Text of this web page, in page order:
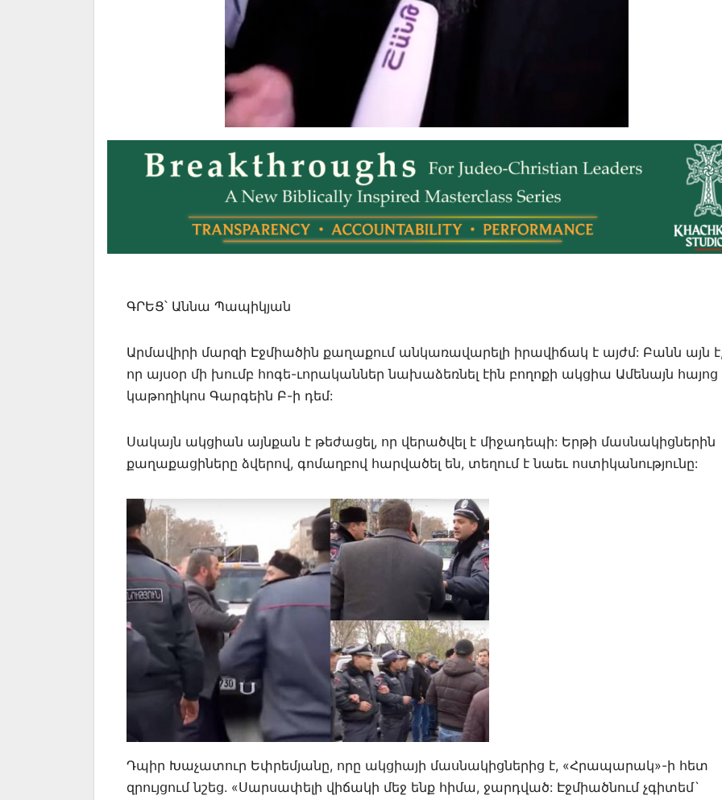
ԳՐԵՑ՝ Աննա Պապիկյան
Արմավիրի մարզի Էջմիածին քաղաքում անկառավարելի իրավիճակ է այժմ: Բանն այն
որ այսօր մի խումբ հոգե-ւորականներ նախաձեռնել էին բողոքի ակցիա Ամենայն հայոց
կաթողիկոս Գարգեին Բ-ի դեմ:
Սակայն ակցիան այնքան է թեժացել, որ վերածվել է միջադեպի: Երթի մասնակիցներին
քաղաքացիները ձվերով, գոմաղբով հարվածել են, տեղում է նաեւ ոստիկանությունը:
Դպիր Խաչատուր Եփրեմյանը, որը ակցիայի մասնակիցներից է, «Հրապարակ»-ի հետ
զրույցում նշեց. «Սարսափելի վիճակի մեջ ենք հիմա, ջարդված: Էջմիածնում չգիտեմ`